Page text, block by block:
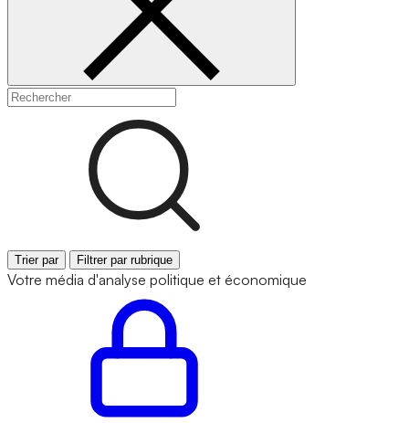
Trier par Filtrer par rubrique
Votre média d'analyse politique et économique